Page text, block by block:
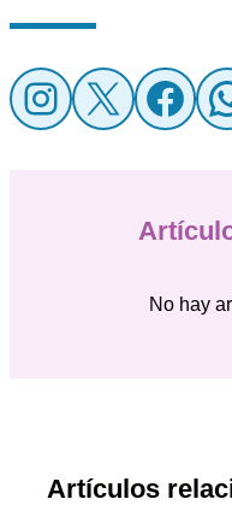
X
No hay
Artículos